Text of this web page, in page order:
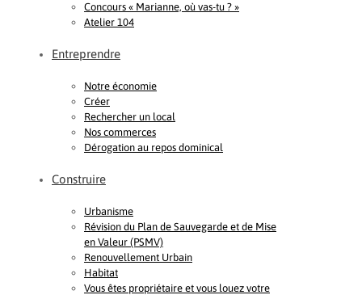
Concours « Marianne, où vas-tu ? »
Atelier 104
Entreprendre
Notre économie
Créer
Rechercher un local
Nos commerces
Dérogation au repos dominical
Construire
Urbanisme
Révision du Plan de Sauvegarde et de Mise
en Valeur (PSMV)
Renouvellement Urbain
Habitat
Vous êtes propriétaire et vous louez votre